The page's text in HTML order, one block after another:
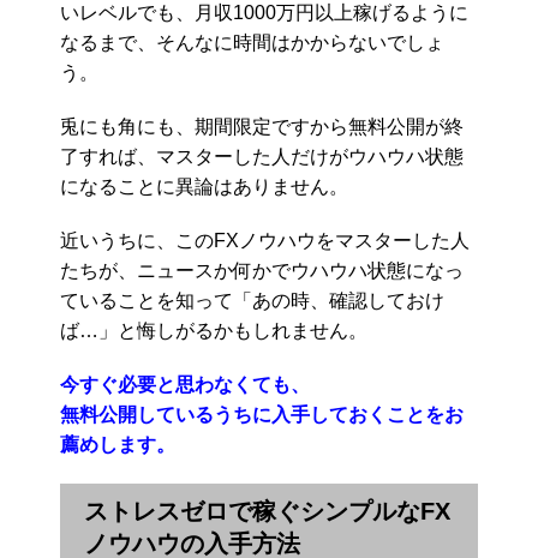
いレベルでも、月収1000万円以上稼げるように
なるまで、そんなに時間はかからないでしょ
う。
兎にも角にも、期間限定ですから無料公開が終
了すれば、マスターした人だけがウハウハ状態
になることに異論はありません。
近いうちに、このFXノウハウをマスターした人
たちが、ニュースか何かでウハウハ状態になっ
ていることを知って「あの時、確認しておけ
ば…」と悔しがるかもしれません。
今すぐ必要と思わなくても、
無料公開しているうちに入手しておくことをお
薦めします。
ストレスゼロで稼ぐシンプルなFX
ノウハウの入手方法